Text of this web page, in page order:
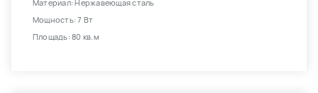
Материал: Нержавеющая сталь
Мощность: 7 Вт
Площадь: 80 кв.м